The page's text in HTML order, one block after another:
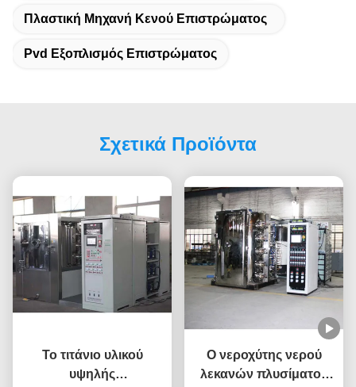
Πλαστική Μηχανή Κενού Επιστρώματος
Pvd Εξοπλισμός Επιστρώματος
Σχετικά Προϊόντα
Το τιτάνιο υλικού
υψηλής
Ο νεροχύτης νερού
λεκανών πλυσίματος